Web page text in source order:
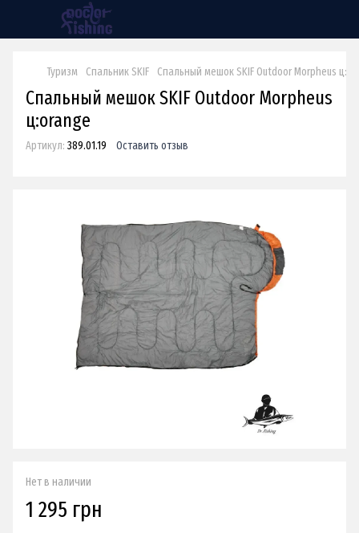
Туризм Спальник SKIF Спальный мешок SKIF Outdoor Morpheus
Спальный мешок SKIF Outdoor Morpheus
ц:orange
Артикул: 389.01.19 Оставить отзыв
Нет в наличии
1 295 грн